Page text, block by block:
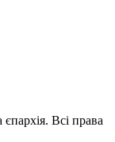
Всі права